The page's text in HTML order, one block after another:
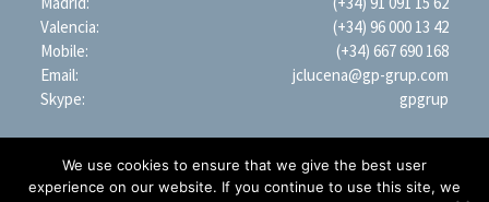
Valencia:
(+34) 96 000 13 42
Mobile:
(+34) 667 690 168
Email:
jclucena@gp-grup.com
Skype:
gpgrup
We use cookies to ensure that we give the best user
experience on our website. If you continue to use this site, we